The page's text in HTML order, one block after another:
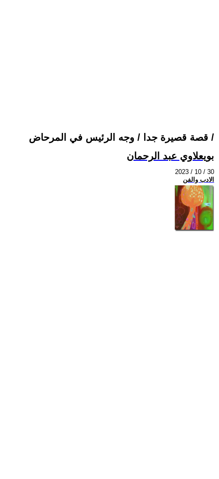
قصة قصيرة جدا / وجه الرئيس في المرحاض /
بويعلاوي عبد الرحمان
2023 / 10 / 30
الادب والفن